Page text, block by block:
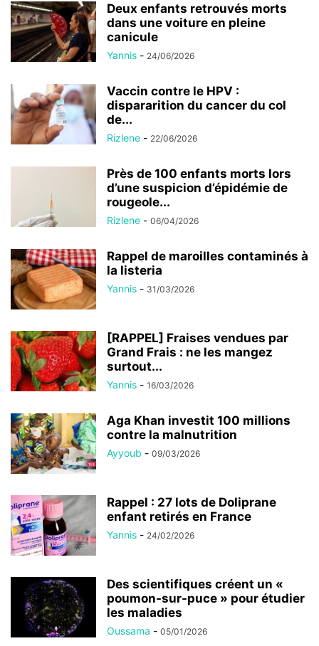
Deux enfants retrouvés morts
dans une voiture en pleine
canicule
Yannis - 24/06/2026
Vaccin contre le HPV :
dispararition du cancer du col
de...
Rizlene - 22/06/2026
Près de 100 enfants morts lors
d’une suspicion d’épidémie de
rougeole...
Rizlene - 06/04/2026
Rappel de maroilles contaminés à
la listeria
Yannis - 31/03/2026
[RAPPEL] Fraises vendues par
Grand Frais : ne les mangez
surtout...
Yannis - 16/03/2026
Aga Khan investit 100 millions
contre la malnutrition
Ayyoub - 09/03/2026
Rappel : 27 lots de Doliprane
enfant retirés en France
Yannis - 24/02/2026
Des scientifiques créent un «
poumon-sur-puce » pour étudier
les maladies
Oussama - 05/01/2026